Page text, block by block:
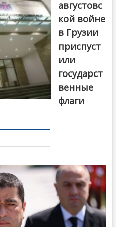
августовс
кой войне
в Грузии
приспуст
или
государст
венные
флаги